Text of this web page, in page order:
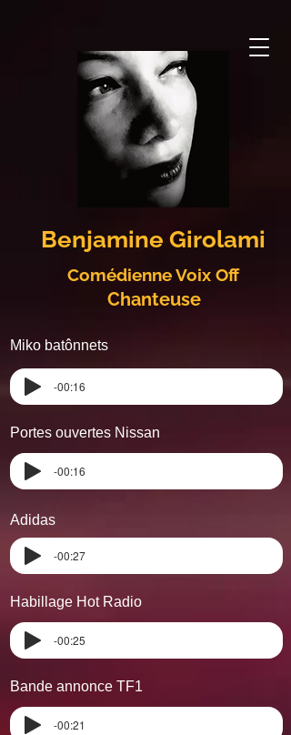
Benjamine Girolami
Comédienne Voix Off
Chanteuse
Miko batônnets
-00:16
Portes ouvertes Nissan ​
-00:16
Adidas
-00:27
Habillage Hot Radio
-00:25
Bande annonce TF1 ​
-00:21